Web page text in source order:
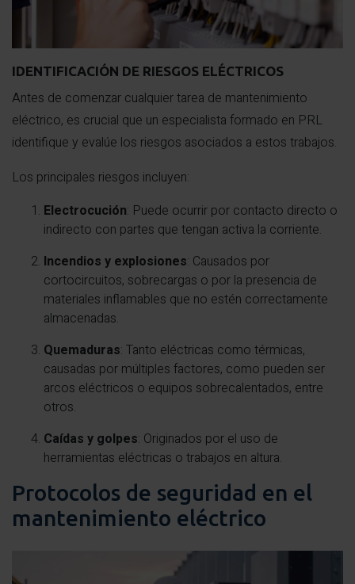
IDENTIFICACIÓN DE RIESGOS ELÉCTRICOS
Antes de comenzar cualquier tarea de mantenimiento
eléctrico, es crucial que un especialista formado en PRL
identifique y evalúe los riesgos asociados a estos trabajos.
Los principales riesgos incluyen:
Electrocución: Puede ocurrir por contacto directo o
indirecto con partes que tengan activa la corriente.
Incendios y explosiones: Causados por
cortocircuitos, sobrecargas o por la presencia de
materiales inflamables que no estén correctamente
almacenadas.
Quemaduras: Tanto eléctricas como térmicas,
causadas por múltiples factores, como pueden ser
arcos eléctricos o equipos sobrecalentados, entre
otros.
Caídas y golpes: Originados por el uso de
herramientas eléctricas o trabajos en altura.
Protocolos de seguridad en el
mantenimiento eléctrico